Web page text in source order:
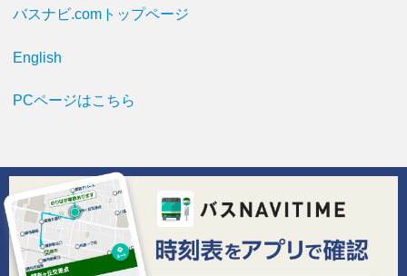
バスナビ.comトップページ
English
PCページはこちら